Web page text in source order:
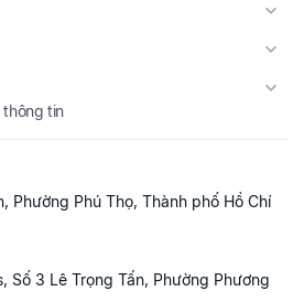
thông tin
Phường Phú Thọ, Thành phố Hồ Chí
Số 3 Lê Trọng Tấn, Phường Phương